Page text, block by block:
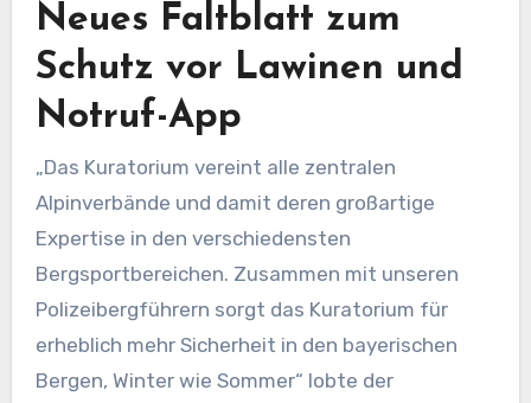
Neues Faltblatt zum
Schutz vor Lawinen und
Notruf-App
„Das Kuratorium vereint alle zentralen
Alpinverbände und damit deren großartige
Expertise in den verschiedensten
Bergsportbereichen. Zusammen mit unseren
Polizeibergführern sorgt das Kuratorium für
erheblich mehr Sicherheit in den bayerischen
Bergen, Winter wie Sommer“ lobte der